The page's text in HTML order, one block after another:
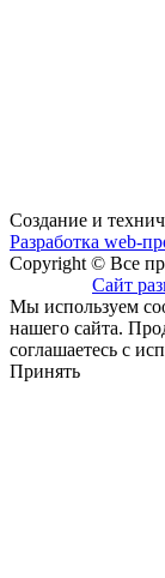
Создание и
Разработка web-
Copyright © Все
Сайт
Мы используем
нашего сайта.
соглашаетесь с
Принять